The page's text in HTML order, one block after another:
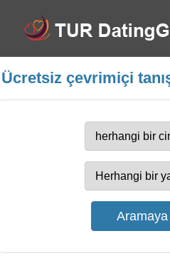
Ücretsiz çevrimiçi